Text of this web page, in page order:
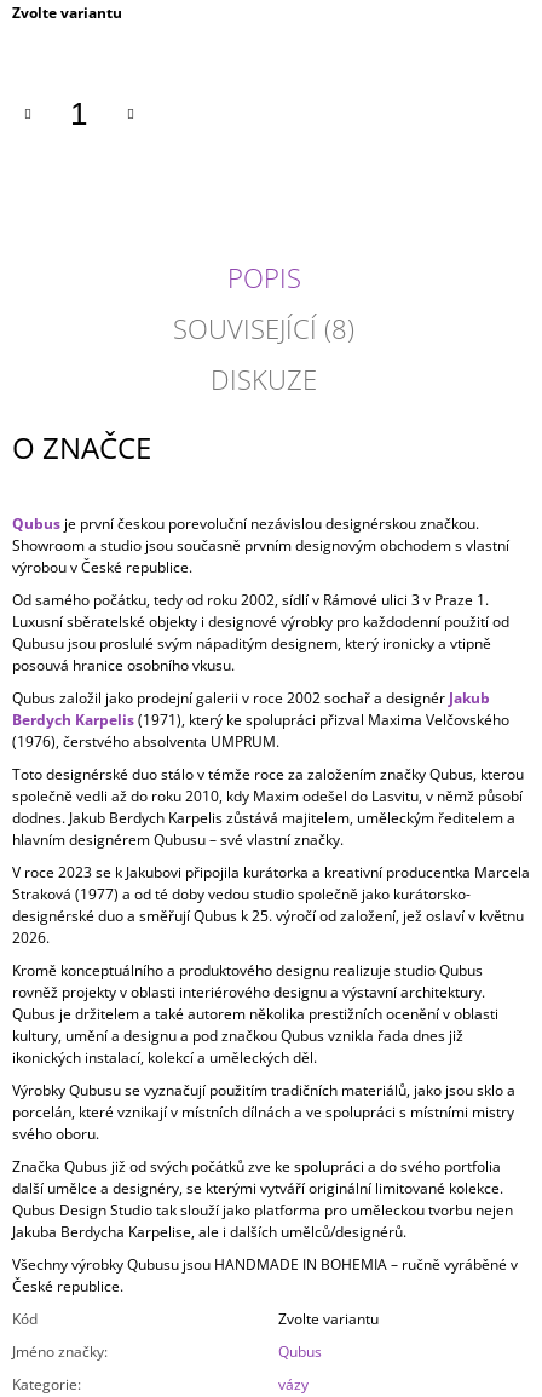
Měrná
Zvolte variantu
POPIS
SOUVISEJÍCÍ (8)
DISKUZE
O ZNAČCE
Qubus je první českou porevoluční nezávislou designérskou značkou.
Showroom a studio jsou současně prvním designovým obchodem s vlastní
výrobou v České republice.
Od samého počátku, tedy od roku 2002, sídlí v Rámové ulici 3 v Praze 1.
Luxusní sběratelské objekty i designové výrobky pro každodenní použití od
Qubusu jsou proslulé svým nápaditým designem, který ironicky a vtipně
posouvá hranice osobního vkusu.
Qubus založil jako prodejní galerii v roce 2002 sochař a designér Jakub
Berdych Karpelis(1971), který ke spolupráci přizval Maxima Velčovského
(1976), čerstvého absolventa UMPRUM.
Toto designérské duo stálo v témže roce za založením značky Qubus, kterou
společně vedli až do roku 2010, kdy Maxim odešel do Lasvitu, v němž působí
dodnes. Jakub Berdych Karpelis zůstává majitelem, uměleckým ředitelem a
hlavním designérem Qubusu – své vlastní značky.
V roce 2023 se k Jakubovi připojila kurátorka a kreativní producentka Marcela
Straková (1977) a od té doby vedou studio společně jako kurátorsko-
designérské duo a směřují Qubus k 25. výročí od založení, jež oslaví v květnu
2026.
Kromě konceptuálního a produktového designu realizuje studio Qubus
rovněž projekty v oblasti interiérového designu a výstavní architektury.
Qubus je držitelem a také autorem několika prestižních ocenění v oblasti
kultury, umění a designu a pod značkou Qubus vznikla řada dnes již
ikonických instalací, kolekcí a uměleckých děl.
Výrobky Qubusu se vyznačují použitím tradičních materiálů, jako jsou sklo a
porcelán, které vznikají v místních dílnách a ve spolupráci s místními mistry
svého oboru.
Značka Qubus již od svých počátků zve ke spolupráci a do svého portfolia
další umělce a designéry, se kterými vytváří originální limitované kolekce.
Qubus Design Studio tak slouží jako platforma pro uměleckou tvorbu nejen
Jakuba Berdycha Karpelise, ale i dalších umělců/designérů.
Všechny výrobky Qubusu jsou HANDMADE IN BOHEMIA – ručně vyráběné v
České republice.
Kód
Zvolte variantu
Jméno značky:
Qubus
Kategorie: vázy